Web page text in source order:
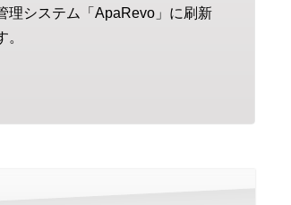
理システム「ApaRevo」に刷新